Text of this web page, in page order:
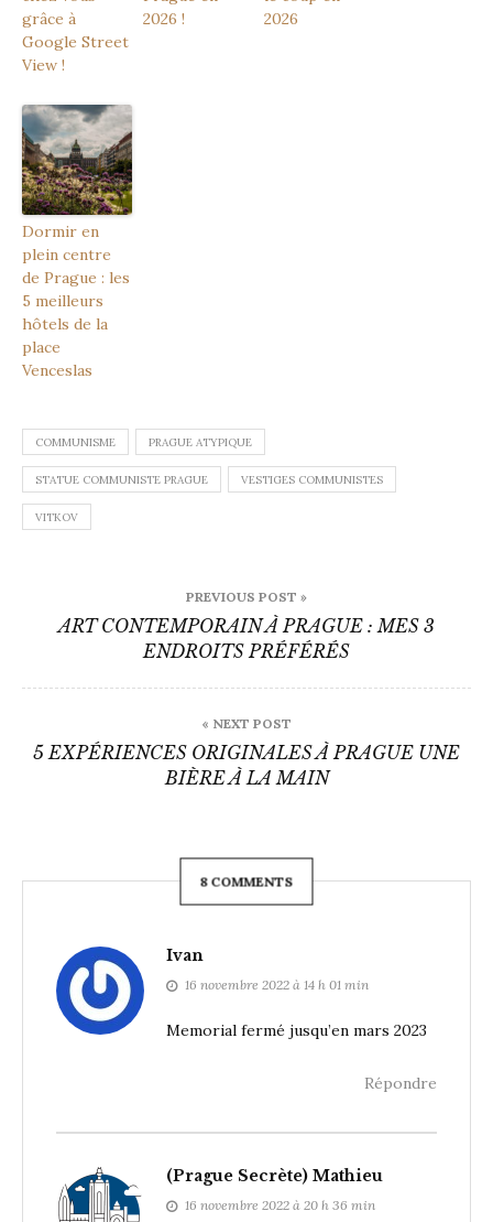
grâce à
Google Street
View !
2026 !
2026
Dormir en
plein centre
de Prague : les
5 meilleurs
hôtels de la
place
Venceslas
COMMUNISME PRAGUE ATYPIQUE
STATUE COMMUNISTE PRAGUE VESTIGES COMMUNISTES
VITKOV
de
l’article
PREVIOUS POST »
ART CONTEMPORAIN À PRAGUE : MES 3
ENDROITS PRÉFÉRÉS
« NEXT POST
5 EXPÉRIENCES ORIGINALES À PRAGUE UNE
BIÈRE À LA MAIN
8 COMMENTS
Ivan
16 novembre 2022 à 14 h 01 min
Memorial fermé jusqu’en mars 2023
Répondre
(Prague Secrète) Mathieu
16 novembre 2022 à 20 h 36 min